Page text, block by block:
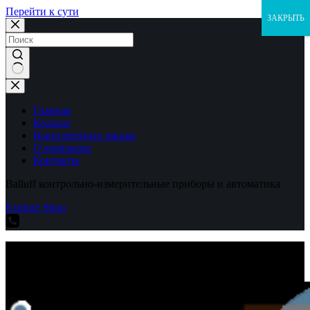
Перейти к сути
Ничего
не
найденоГлавная
Каталог
Выполненные заказы
О компании
Контакты
Balluff контрольно-измерительные приборы и автоматика
Explore Shop
ЗАКРЫТЬ